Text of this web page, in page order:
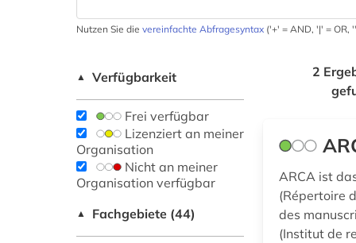
Nutzen Sie die vereinfachte Abfragesyntax ('+' = AND, '|' = OR,
▲ Verfügbarkeit
Frei verfügbar
Lizenziert an meiner
Organisation
Nicht an meiner
Organisation verfügbar
▲ Fachgebiete (44)
2
ARCA ist
(Répertoire
des
(Institut de